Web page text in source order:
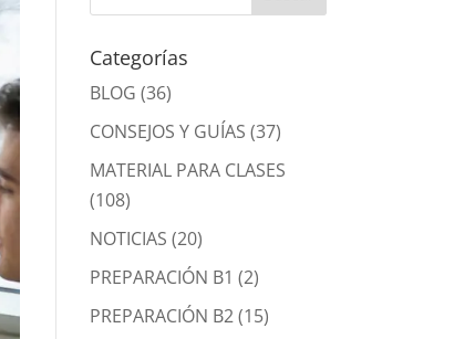
Categorías
BLOG (36)
CONSEJOS Y GUÍAS (37)
MATERIAL PARA CLASES
(108)
NOTICIAS (20)
PREPARACIÓN B1 (2)
PREPARACIÓN B2(15)